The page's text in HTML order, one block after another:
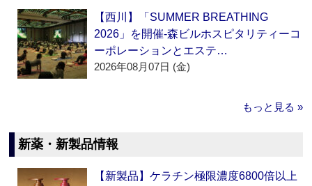
【西川】「SUMMER BREATHING
2026」を開催‐森ビルホスピタリティーコ
ーポレーションとエステ…
2026年08月07日 (金)
もっと見る »
新薬・新製品情報
【新製品】ケラチン極限濃度6800倍以上